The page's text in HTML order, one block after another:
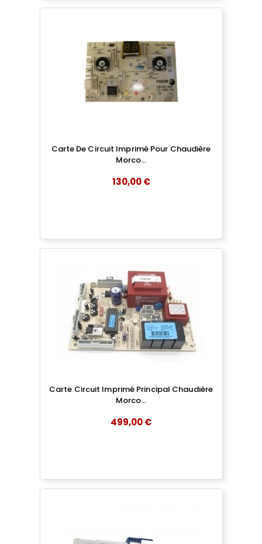
Carte De Circuit Imprimé Pour Chaudière
Morco...
130,00 €
Carte Circuit Imprimé Principal Chaudière
Morco...
499,00 €